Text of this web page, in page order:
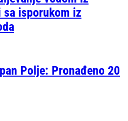
sa isporukom iz
Polje: Pronađeno 20